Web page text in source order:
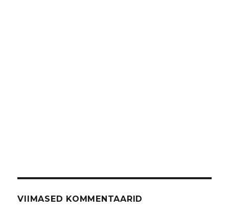
VIIMASED KOMMENTAARID